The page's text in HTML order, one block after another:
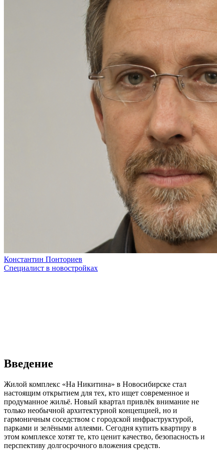
Константин Понториев
Специалист в новостройках
Введение
Жилой комплекс «На Никитина» в Новосибирске стал
настоящим открытием для тех, кто ищет современное и
продуманное жильё. Новый квартал привлёк внимание не
только необычной архитектурной концепцией, но и
гармоничным соседством с городской инфраструктурой,
парками и зелёными аллеями. Сегодня купить квартиру в
этом комплексе хотят те, кто ценит качество, безопасность и
перспективу долгосрочного вложения средств.